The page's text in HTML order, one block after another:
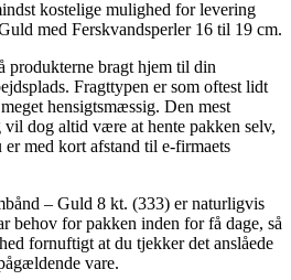
kostelige mulighed for levering
med Ferskvandsperler 16 til 19 cm.
produkterne bragt hjem til din
Fragttypen er som oftest lidt
hensigtsmæssig. Den mest
dog altid være at hente pakken selv,
med kort afstand til e-firmaets
– Guld 8 kt. (333) er naturligvis
behov for pakken inden for få dage, så
fornuftigt at du tjekker det anslåede
vare.